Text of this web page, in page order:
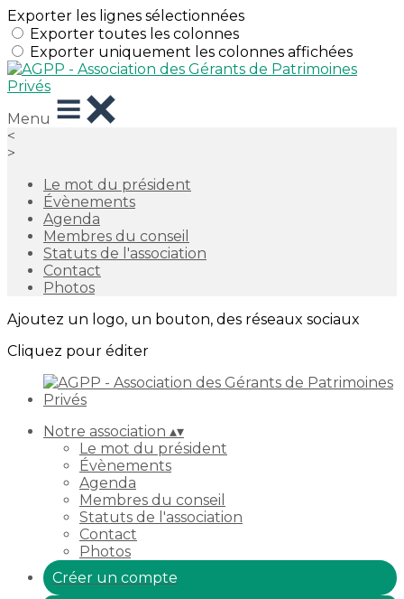
Exporter les lignes sélectionnées
Exporter toutes les colonnes
Exporter uniquement les colonnes affichées
Menu
<
>
Le mot du président
Évènements
Agenda
Membres du conseil
Statuts de l'association
Contact
Photos
Ajoutez un logo, un bouton, des réseaux sociaux
Cliquez pour éditer
Notre association ▴▾
Le mot du président
Évènements
Agenda
Membres du conseil
Statuts de l'association
Contact
Photos
Créer un compte